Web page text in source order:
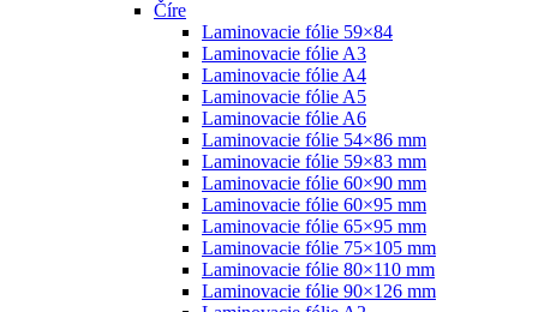
Číre
Laminovacie fólie 59×84
Laminovacie fólie A3
Laminovacie fólie A4
Laminovacie fólie A5
Laminovacie fólie A6
Laminovacie fólie 54×86 mm
Laminovacie fólie 59×83 mm
Laminovacie fólie 60×90 mm
Laminovacie fólie 60×95 mm
Laminovacie fólie 65×95 mm
Laminovacie fólie 75×105 mm
Laminovacie fólie 80×110 mm
Laminovacie fólie 90×126 mm